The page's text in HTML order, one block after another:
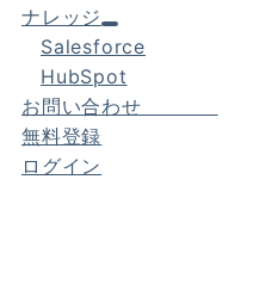
ナレッジ
Salesforce
HubSpot
お問い合わせ
無料登録
ログイン